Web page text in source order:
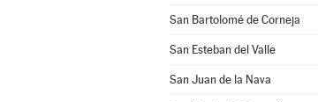
San Bartolomé de Corneja
San Esteban del Valle
San Juan de la Nava